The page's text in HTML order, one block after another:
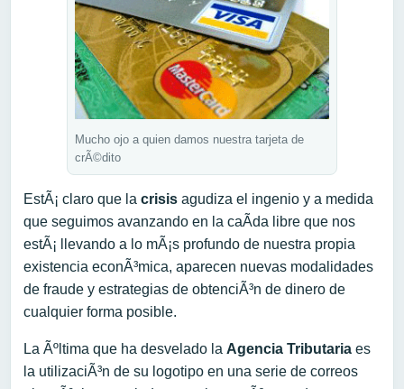
Mucho ojo a quien damos nuestra tarjeta de
crÃ©dito
EstÃ¡ claro que la crisis agudiza el ingenio y a medida
que seguimos avanzando en la caÃ­da libre que nos
estÃ¡ llevando a lo mÃ¡s profundo de nuestra propia
existencia econÃ³mica, aparecen nuevas modalidades
de fraude y estrategias de obtenciÃ³n de dinero de
cualquier forma posible.
La Ãºltima que ha desvelado la Agencia Tributaria es
la utilizaciÃ³n de su logotipo en una serie de correos